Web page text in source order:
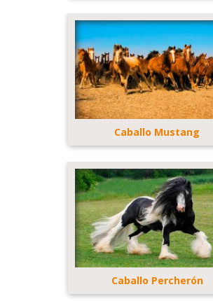
Caballo Mustang
Caballo Percherón